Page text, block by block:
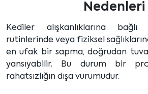
Nedenleri
Kediler alışkanlıklarına
rutinlerinde veya fiziksel
en ufak bir sapma, doğrudan
yansıyabilir. Bu durum bir
rahatsızlığın dışa vurumudur.